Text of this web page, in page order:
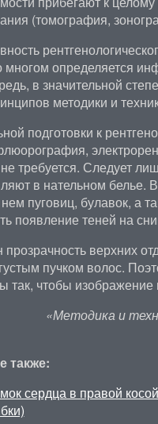
(томография,
многом определяется
в значительной
методики и
подготовки к
требуется. Следует
в нательном белье.
пуговиц, булавок, а
появление теней на
верхних
пучком волос.
так, чтобы изображение
«Методика и
также:
сердца в правой